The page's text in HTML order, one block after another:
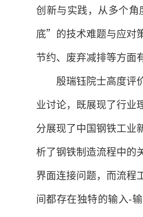
创新与实践，从多个
底”的技术难题与应对
节约、废弃减排等方面
殷瑞钰院士高度评
业讨论，既展现了行业
分展现了中国钢铁工业
析了钢铁制造流程中的
界面连接问题，而流程
间都存在独特的输入-